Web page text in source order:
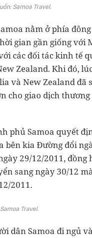
Samoa Travel.
nằm ở phía
gian gần giống với
các đối tác kinh tế
Zealand. Khi đó,
và New Zealand đã
cho giao dịch
phủ Samoa quyết
bên kia Đường đổi
29/12/2011, đồng
sang ngày 30/12
2011.
Travel.
dân Samoa đi ngủ